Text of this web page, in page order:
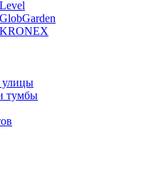
улицы
тумбы